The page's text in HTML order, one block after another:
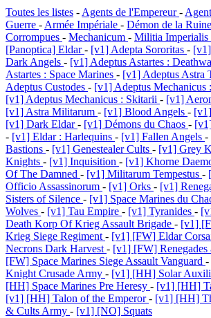
Toutes les listes - Agents de l'Empereur-
Guerre - Armée Impériale - Démon de la Ruine
Corrompues - Mechanicum - Militia Imperialis
[Panoptica] Eldar- [v1] Adepta Sororitas -
Dark Angels - [v1] Adeptus Astartes :
Astartes : Space Marines - [v1] Adeptus Astra
Adeptus Custodes - [v1] Adeptus Mechanicus
[v1] Adeptus Mechanicus : Skitarii - [v1]
[v1] Astra Militarum - [v1] Blood Angels -
[v1] Dark Eldar- [v1] Démons du Chaos -
- [v1] Eldar : Harlequins - [v1] Fallen Angels -
Bastions - [v1] Genestealer Cults - [v1] Grey
Knights - [v1] Inquisition - [v1] Khorne
Of The Damned - [v1] Militarum Tempestus -
Officio Assassinorum - [v1] Orks - [v1]
Sisters of Silence - [v1] Space Marines du
Wolves - [v1] Tau Empire - [v1] Tyranides -
Death Korp Of Krieg Assault Brigade - [v1]
Krieg Siege Regiment - [v1] [FW] Eldar
Necrons Dark Harvest - [v1] [FW] Renegades
[FW] Space Marines Siege Assault Vanguard -
Knight Crusade Army - [v1] [HH] Solar
[HH] Space Marines Pre Heresy - [v1] [HH]
[v1] [HH] Talon of the Emperor- [v1] [HH]
& Cults Army - [v1] [NO] Squats